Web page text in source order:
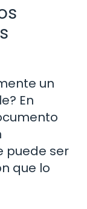
un
En
puede ser
que lo